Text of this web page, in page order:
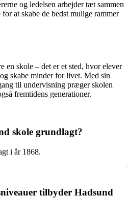
og ledelsen arbejder tæt sammen
at skabe de bedst mulige rammer
en skole – det er et sted, hvor elever
skabe minder for livet. Med sin
til undervisning præger skolen
fremtidens generationer.
skole grundlagt?
i år 1868.
tilbyder Hadsund